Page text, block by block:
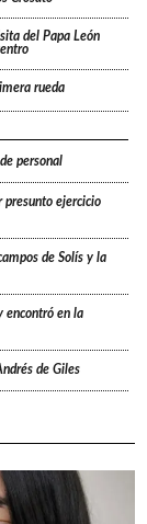
del Papa León
rueda
personal
presunto ejercicio
de Solís y la
encontró en la
de Giles